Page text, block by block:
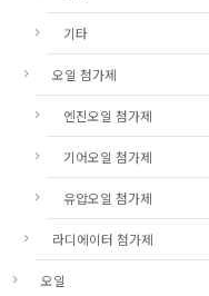
기타
오일 첨가제
엔진오일 첨가제
기어오일 첨가제
유압오일 첨가제
라디에이터 첨가제
오일